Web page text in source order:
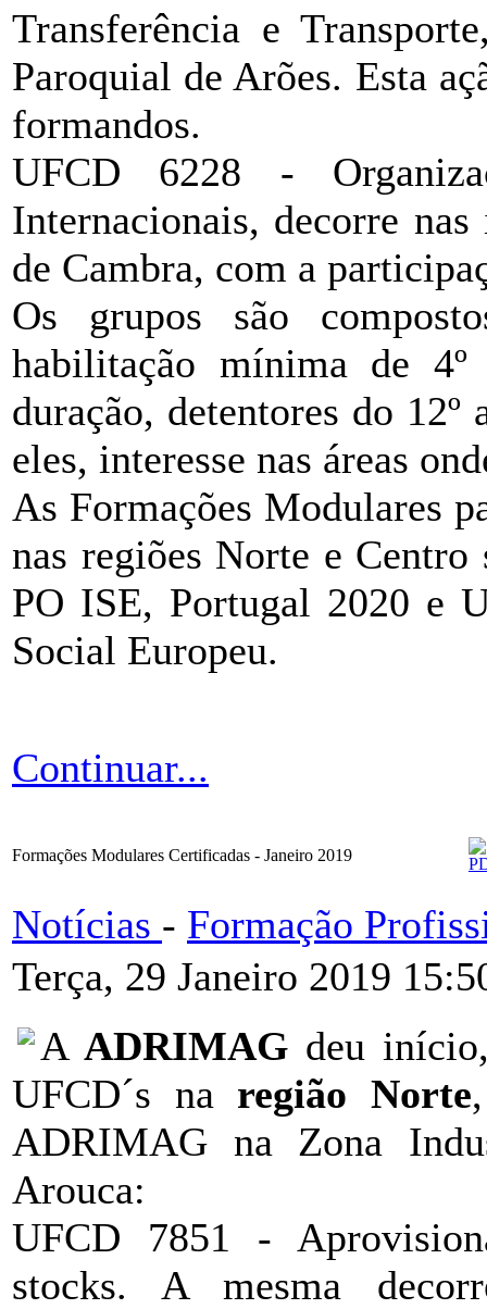
Transferência e
Paroquial de Arões. Esta
formandos.
UFCD 6228 -
Internacionais, decorre
de Cambra, com a
Os grupos são
habilitação mínima de 4º
duração, detentores do
eles, interesse nas áreas
As Formações Modulares
nas regiões Norte e
PO ISE, Portugal 2020 e
Social Europeu.
Continuar...
Formações Modulares Certificadas - Janeiro 2019
Notícias - Formação
Terça, 29 Janeiro 2019
AADRIMAG deu
UFCD´s na região Norte
ADRIMAG na Zona
Arouca:
UFCD 7851 -
stocks. A mesma